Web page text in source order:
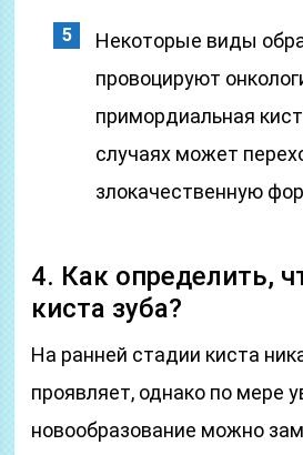
Некоторые виды
провоцируют
примордиальная
случаях может
злокачественную
4. Как определить,
киста зуба?
На ранней стадии киста
проявляет, однако по мере
новообразование можно